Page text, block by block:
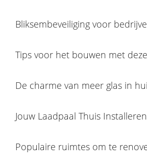
Bliksembeveiliging voor
Tips voor het bouwen met
De charme van meer glas in
Jouw Laadpaal Thuis
Populaire ruimtes om te